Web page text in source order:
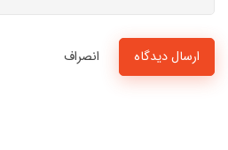
ارسال دیدگاه انصراف